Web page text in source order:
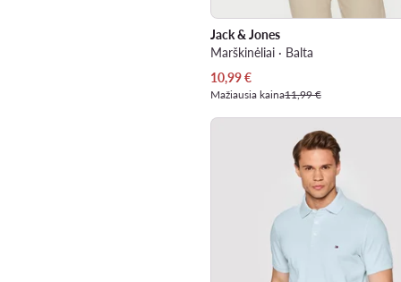
Jack & Jones
Marškinėliai · Balta
Dabartinė kaina
10,99€
Mažiausia kaina11,99 €